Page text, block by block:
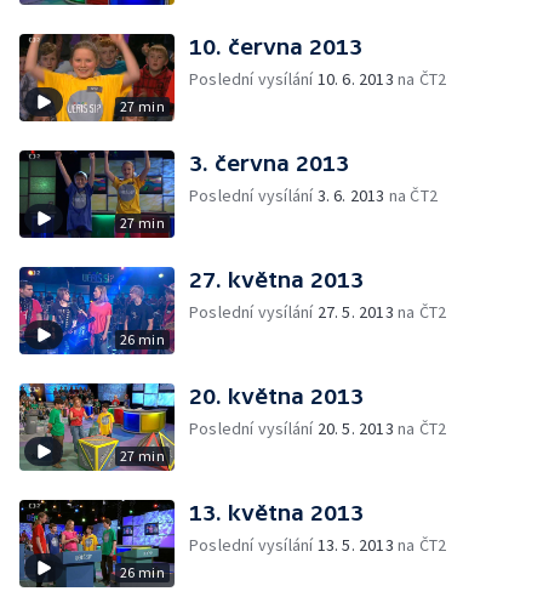
27 min
10. června 2013
Poslední vysílání10. 6. 2013 na ČT2
27 min
3. června 2013
Poslední vysílání3. 6. 2013 na ČT2
26 min
27. května 2013
Poslední vysílání 27. 5. 2013 na ČT2
27 min
20. května 2013
Poslední vysílání 20. 5. 2013 na ČT2
26 min
13. května 2013
Poslední vysílání13. 5. 2013 na ČT2